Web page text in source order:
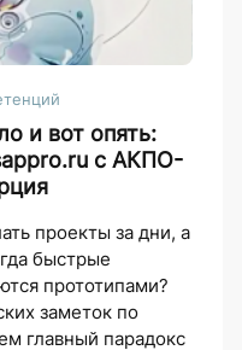
и вот опять:
с АКПО-
проекты за дни, а
быстрые
прототипами?
заметок по
главный парадокс